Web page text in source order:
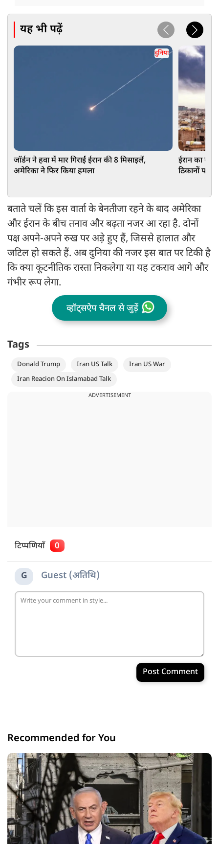
यह भी पढ़ें
दुनिया
जॉर्डन ने हवा में मार गिराईं ईरान की 8 मिसाइलें,
अमेरिका ने फिर किया हमला
ईरान का
ठिकानों पर
बताते चलें कि इस वार्ता के बेनतीजा रहने के बाद अमेरिका
और ईरान के बीच तनाव और बढ़ता नजर आ रहा है. दोनों
पक्ष अपने-अपने रुख पर अड़े हुए हैं, जिससे हालात और
जटिल हो सकते हैं. अब दुनिया की नजर इस बात पर टिकी है
कि क्या कूटनीतिक रास्ता निकलेगा या यह टकराव आगे और
गंभीर रूप लेगा.
व्हॉट्सऐप चैनल से जुड़ें
Tags
Donald Trump Iran US Talk
Iran US War
Iran Reacion On Islamabad Talk
ADVERTISEMENT
टिप्पणियाँ 0
G Guest (अतिथि)
Post Comment
Recommended for You